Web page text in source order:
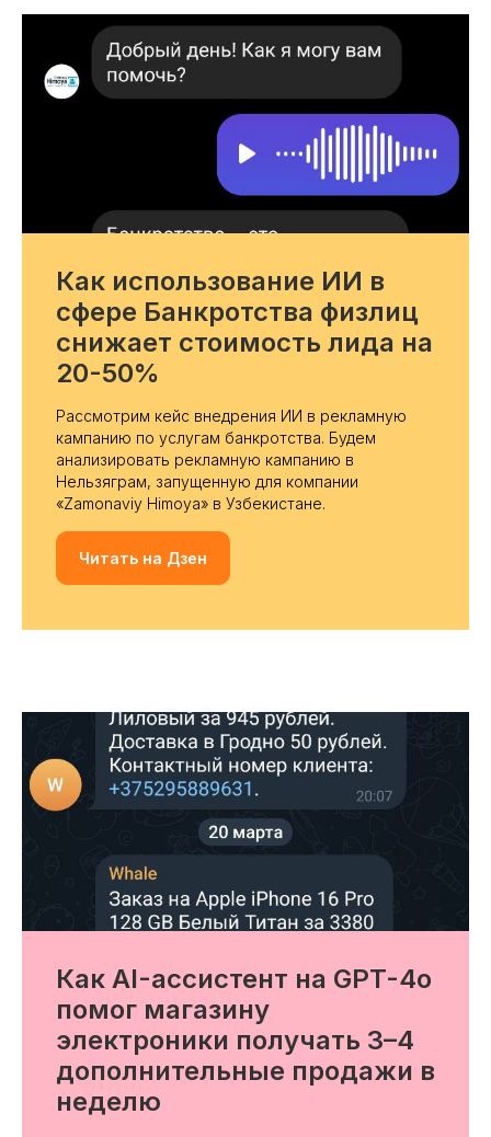
Как использование ИИ в
сфере Банкротства физлиц
снижает стоимость лида на
20-50%
Рассмотрим кейс внедрения ИИ в рекламную
кампанию по услугам банкротства. Будем
анализировать рекламную кампанию в
Нельзяграм, запущенную для компании
«Zamonaviy Himoya» в Узбекистане.
Читать на Дзен
Как AI-ассистент на GPT-4o
помог магазину
электроники получать 3–4
дополнительные продажи в
неделю